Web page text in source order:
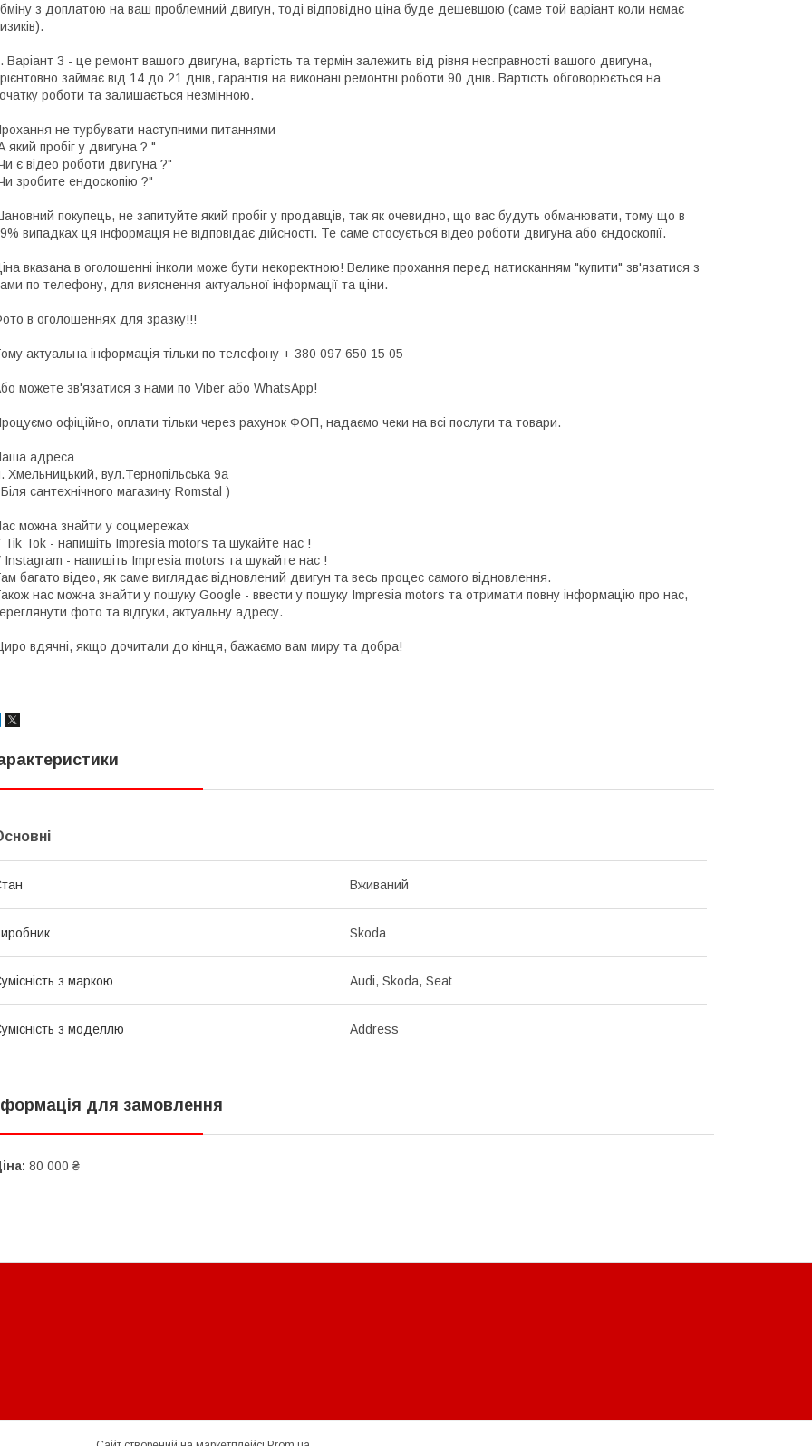
з доплатою на ваш проблемний двигун, тоді відповідно ціна буде дешевшою (саме той варіант коли нємає
Варіант 3 - це ремонт вашого двигуна, вартість та термін залежить від рівня несправності вашого двигуна,
займає від 14 до 21 днів, гарантія на виконані ремонтні роботи 90 днів. Вартість обговорюється на
роботи та залишається незмінною.
не турбувати наступними питаннями -
який пробіг у двигуна ? "
є відео роботи двигуна ?"
зробите ендоскопію ?"
покупець, не запитуйте який пробіг у продавців, так як очевидно, що вас будуть обманювати, тому що в
випадках ця інформація не відповідає дійсності. Те саме стосується відео роботи двигуна або єндоскопії.
вказана в оголошенні інколи може бути некоректною! Велике прохання перед натисканням "купити" зв'язатися з
по телефону, для вияснення актуальної інформації та ціни.
в оголошеннях для зразку!!!
актуальна інформація тільки по телефону + 380 097 650 15 05
можете зв'язатися з нами по Viber або WhatsApp!
офіційно, оплати тільки через рахунок ФОП, надаємо чеки на всі послуги та товари.
адреса
Хмельницький, вул.Тернопільська 9а
сантехнічного магазину Romstal )
можна знайти у соцмережах
Tik Tok - напишіть Impresia motors та шукайте нас !
Instagram - напишіть Impresia motors та шукайте нас !
багато відео, як саме виглядає відновлений двигун та весь процес самого відновлення.
нас можна знайти у пошуку Google - ввести у пошуку Impresia motors та отримати повну інформацію про нас,
фото та відгуки, актуальну адресу.
вдячні, якщо дочитали до кінця, бажаємо вам миру та добра!
Вживаний
Skoda
з маркою Audi, Skoda, Seat
з моделлю Address
для замовлення
80 000 ₴